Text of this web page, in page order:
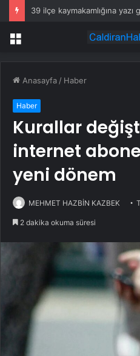
Menü
Anasayfa / Haber
Haber
Kurallar
internet
yeni dönem
MEHMET HAZBİN KAZBEK
2 dakika okuma süresi